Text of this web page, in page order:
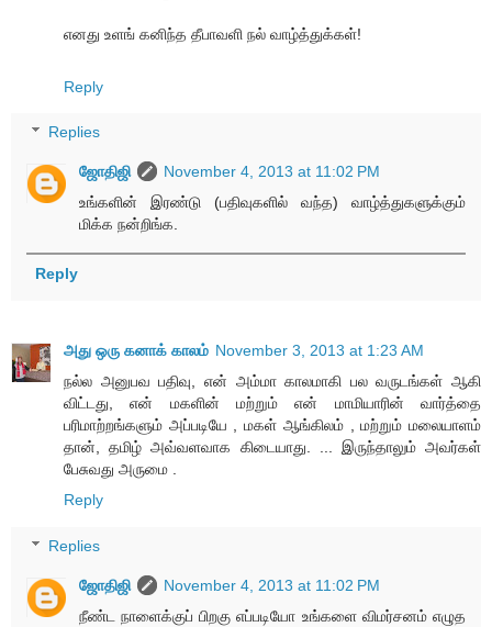
எனது உளங் கனிந்த தீபாவளி நல் வாழ்த்துக்கள்!
Reply
Replies
ஜோதிஜி
November 4, 2013 at 11:02 PM
உங்களின் இரண்டு (பதிவுகளில் வந்த) வாழ்த்துகளுக்கும்
மிக்க நன்றிங்க.
Reply
அது ஒரு கனாக் காலம் November 3, 2013 at 1:23 AM
நல்ல அனுபவ பதிவு, என் அம்மா காலமாகி பல வருடங்கள் ஆகி
விட்டது, என் மகளின் மற்றும் என் மாமியாரின் வார்த்தை
பரிமாற்றங்களும் அப்படியே , மகள் ஆங்கிலம் , மற்றும் மலையாளம்
தான், தமிழ் அவ்வளவாக கிடையாது. ... இருந்தாலும் அவர்கள்
பேசுவது அருமை .
Reply
Replies
ஜோதிஜி
November 4, 2013 at 11:02 PM
நீண்ட நாளைக்குப் பிறகு எப்படியோ உங்களை விமர்சனம் எழுத